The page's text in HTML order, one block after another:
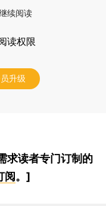
续阅读
读权限
升级
求读者专门订制的
阅 。]